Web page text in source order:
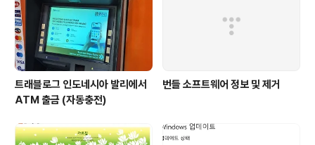
트래블로그 인도네시아 발리에서
ATM 출금 (자동충전)
번들 소프트웨어 정보 및 제거